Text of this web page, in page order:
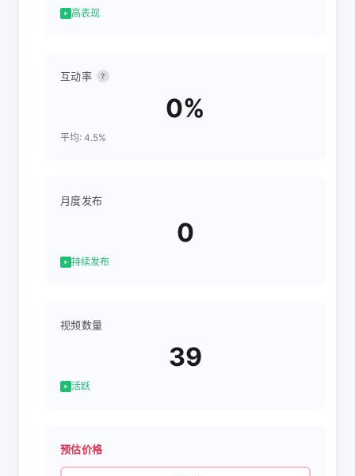
高表现
互动率 ?
0%
平均: 4.5%
月度发布
0
持续发布
视频数量
39
活跃
预估价格